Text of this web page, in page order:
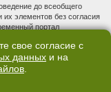
до всеобщего
элементов без согласия
портал
массовых коммуникаций
76634 от 02.09.2019
"66.ру". Юридический
620014, Свердловская
свое согласие с
данных и на
.